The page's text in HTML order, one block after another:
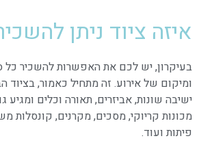
איזה ציוד ניתן
בעיקרון, יש לכם את האפשרות להשכיר כל
ומיקום של אירוע. זה מתחיל כאמור, בציוד
ישיבה שונות, אביזרים, תאורה וכלים ומגיע
מכונות קריוקי, מסכים, מקרנים, קונסלות
פיתות ועוד.